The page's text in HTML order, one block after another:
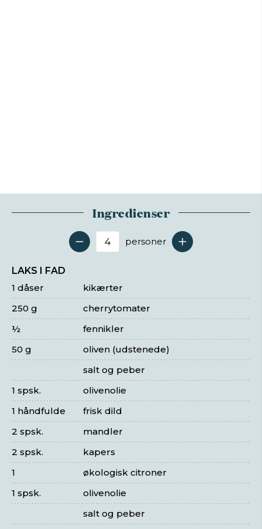
Ingredienser
Antal serveringer
personer
LAKS I FAD
kikærter
1 dåser
cherrytomater
250 g
fennikler
½
oliven (udstenede)
50 g
salt og peber
olivenolie
1 spsk.
frisk dild
1 håndfulde
mandler
2 spsk.
kapers
2 spsk.
økologisk citroner
1
olivenolie
1 spsk.
salt og peber